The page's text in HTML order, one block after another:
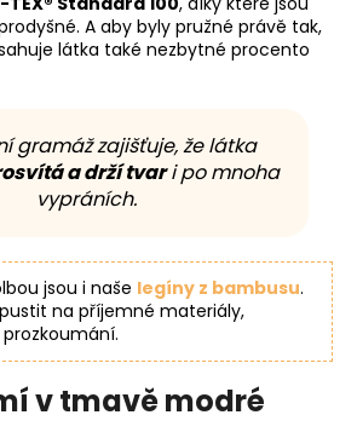
A aby byly pružné právě tak,
látka také nezbytné procento
gramáž zajišťuje, že látka
a drží tvari po mnoha
vypráních.
jsou i naše legíny z bambusu.
na příjemné materiály,
v tmavě modré